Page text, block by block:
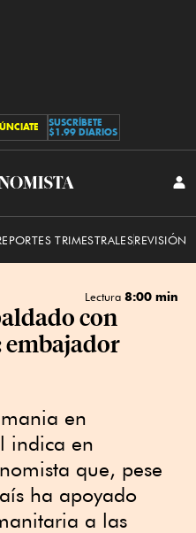
SUSCRÍBETE
$1.99 DIARIOS
TRIMESTRALESREVISIÓN
Lectura 8:00 min
con
embajador
en
indica en
que, pese
ha apoyado
a las